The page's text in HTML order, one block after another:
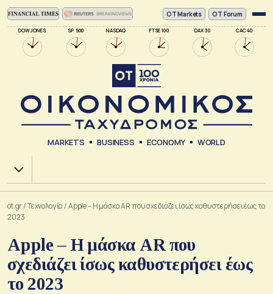
DOW JONES SP 500 NASDAQ FTSE 100 DAX 30 CAC 40
ΟΤ Markets OT Forum
MARKETS BUSINESS ECONOMY WORLD
Χ.Α.
ot.gr/Τεχνολογία /Apple – Η μάσκα AR που σχεδιάζει ίσως καθυστερήσει έως το
2023
Apple – Η μάσκα AR που
σχεδιάζει ίσως καθυστερήσει έως
το 2023